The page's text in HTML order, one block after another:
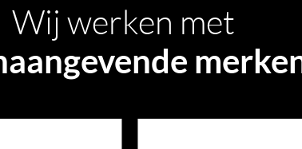
Wij werken met